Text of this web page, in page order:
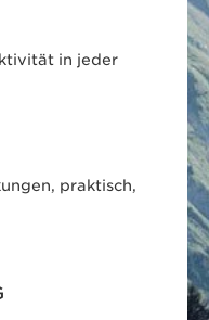
in jeder
praktisch,